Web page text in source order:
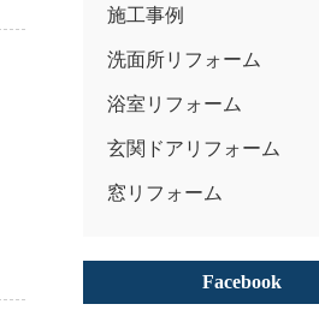
施工事例
洗面所リフォーム
浴室リフォーム
玄関ドアリフォーム
窓リフォーム
Facebook